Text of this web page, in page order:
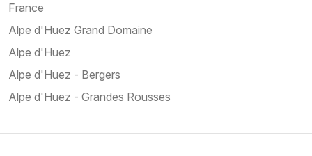
France
Alpe d'Huez Grand Domaine
Alpe d'Huez
Alpe d'Huez - Bergers
Alpe d'Huez - Grandes Rousses